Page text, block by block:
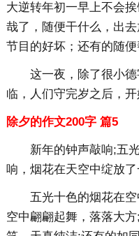
大逆转年初一早上不会
哉了，随便干什么，出
节目的好坏；还有的随便
这一夜，除了很小
临，人们守完岁之后，
除夕的作文200字 篇5
新年的钟声敲响;五
响，烟花在天空中绽放了
五光十色的烟花在
空中翩翩起舞，落落大